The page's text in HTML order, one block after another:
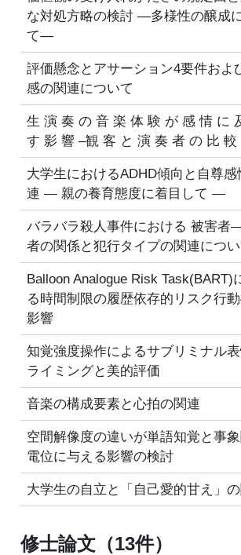
な対処方略の検討 ―多様性の醸成
て―
評価懸念とアサーション4要件およ
感の関連について
生 演 奏 の 音 楽 体 験 が 感 情 に
す 影 響 –観 客 と 演 奏 者 の 比 較
大学生におけるADHD傾向と自尊感
連 ― 親の養育態度に着目して ―
バラバラ殺人事件における 被害者
者の関係と犯行タイプの関連につ
Balloon Analogue Risk Task(BART)
る時間制限の履歴依存的リスク行
影響
知覚強度操作によるサブリミナル
ライミングと美的評価
音楽の構成要素と心拍の関連
空間解像度の違いが単語知覚と事
電位に与える影響の検討
大学生の自立と「自己愛的甘え」
修士論文（13件）